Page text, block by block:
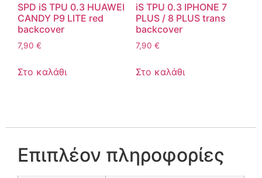
SPD iS TPU 0.3 HUAWEI
CANDY P9 LITE red
backcover
7,90 €
Στο καλάθι
iS TPU 0.3 IPHONE 7
PLUS / 8 PLUS trans
backcover
7,90 €
Στο καλάθι
Επιπλέον πληροφορίες